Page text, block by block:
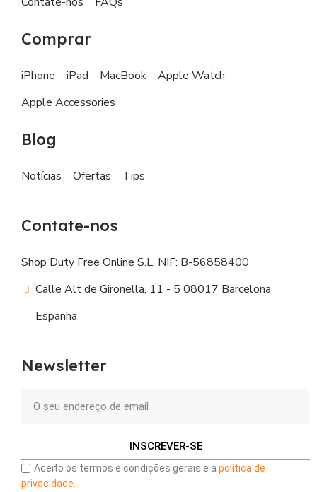
Comprar
iPhone iPad MacBook
Apple Watch
Apple Accessories
Blog
Notícias Ofertas Tips
Contate-nos
Shop Duty Free Online S.L. NIF: B-56858400
Calle Alt de Gironella, 11 - 5 08017 Barcelona
Espanha
Newsletter
INSCREVER-SE
Aceito os termos e condições gerais e a política de
privacidade.